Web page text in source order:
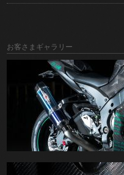
お客さまギャラリー